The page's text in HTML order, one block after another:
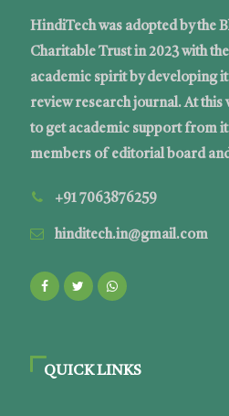
HindiTech was adopted by the
Charitable Trust in 2023 with
academic spirit by developing
review research journal. At this
to get academic support from
members of editorial board
+91 7063876259
hinditech.in@gmail.com
QUICK LINKS